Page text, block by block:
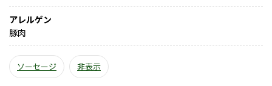
アレルゲン
豚肉
ソーセージ 非表示